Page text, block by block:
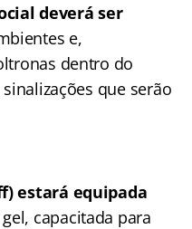
deverá ser
e,
dentro do
que serão
estará equipada
capacitada para